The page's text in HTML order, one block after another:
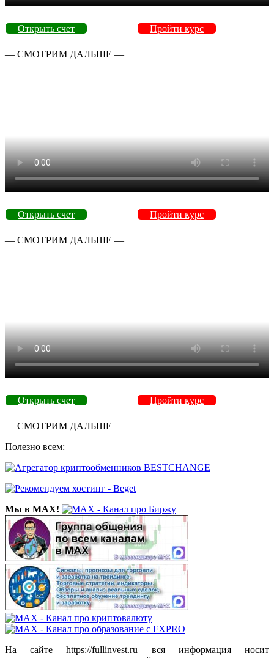
Открыть счет Пройти курс
— СМОТРИМ ДАЛЬШЕ —
Открыть счет Пройти курс
— СМОТРИМ ДАЛЬШЕ —
Открыть счет Пройти курс
— СМОТРИМ ДАЛЬШЕ —
Полезно всем:
Мы в MAX!
На сайте https://fullinvest.ru вся информация носит